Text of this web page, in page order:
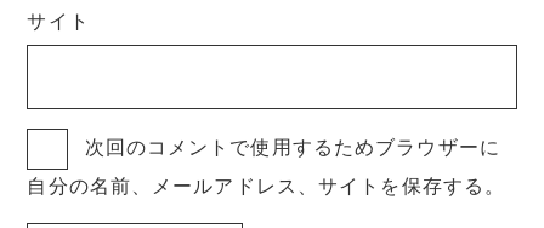
サイト
次回のコメントで使用するためブラウザーに
自分の名前、メールアドレス、サイトを保存する。